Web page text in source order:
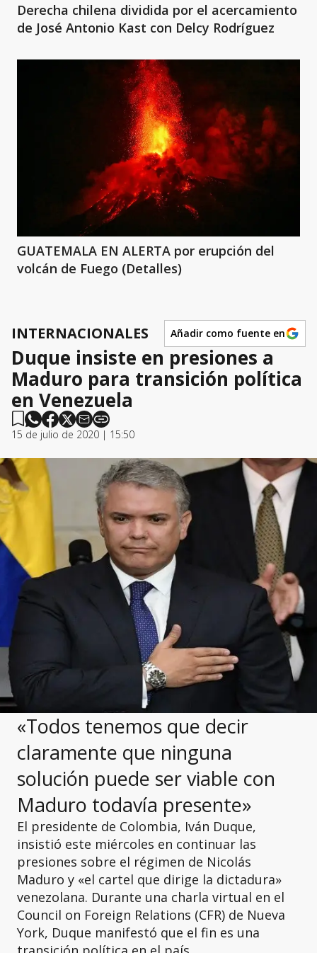
Derecha chilena dividida por el acercamiento
de José Antonio Kast con Delcy Rodríguez
GUATEMALA EN ALERTA por erupción del
volcán de Fuego (Detalles)
INTERNACIONALES Añadir como fuente en
Duque insiste en presiones a
Maduro para transición política
en Venezuela
15 de julio de 2020 | 15:50
«Todos tenemos que decir
claramente que ninguna
solución puede ser viable con
Maduro todavía presente»
El presidente de Colombia, Iván Duque,
insistió este miércoles en continuar las
presiones sobre el régimen de Nicolás
Maduro y «el cartel que dirige la dictadura»
venezolana. Durante una charla virtual en el
Council on Foreign Relations (CFR) de Nueva
York, Duque manifestó que el fin es una